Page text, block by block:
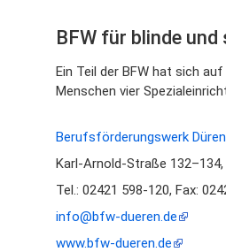
BFW für blinde
Ein Teil der BFW hat sich
Menschen vier
Berufsförderungswerk Düren
Karl-Arnold-Straße 132–134,
Tel.: 02421 598-120, Fax:
info@bfw-dueren.de
www.bfw-dueren.de